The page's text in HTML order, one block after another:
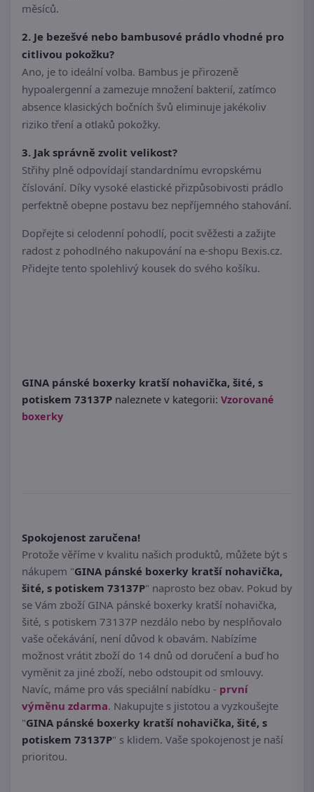
měsíců.
2. Je bezešvé nebo bambusové prádlo vhodné pro
citlivou pokožku?
Ano, je to ideální volba. Bambus je přirozeně
hypoalergenní a zamezuje množení bakterií, zatímco
absence klasických bočních švů eliminuje jakékoliv
riziko tření a otlaků pokožky.
3. Jak správně zvolit velikost?
Střihy plně odpovídají standardnímu evropskému
číslování. Díky vysoké elastické přizpůsobivosti prádlo
perfektně obepne postavu bez nepříjemného stahování.
Dopřejte si celodenní pohodlí, pocit svěžesti a zažijte
radost z pohodlného nakupování na e-shopu Bexis.cz.
Přidejte tento spolehlivý kousek do svého košíku.
GINA pánské boxerky kratší nohavička, šité, s
potiskem 73137P naleznete v kategorii: Vzorované
boxerky
Spokojenost zaručena!
Protože věříme v kvalitu našich produktů, můžete být s
nákupem "GINA pánské boxerky kratší nohavička,
šité, s potiskem 73137P" naprosto bez obav. Pokud by
se Vám zboží GINA pánské boxerky kratší nohavička,
šité, s potiskem 73137P nezdálo nebo by nesplňovalo
vaše očekávání, není důvod k obavám. Nabízíme
možnost vrátit zboží do 14 dnů od doručení a buď ho
vyměnit za jiné zboží, nebo odstoupit od smlouvy.
Navíc, máme pro vás speciální nabídku - první
výměnu zdarma. Nakupujte s jistotou a vyzkoušejte
"GINA pánské boxerky kratší nohavička, šité, s
potiskem 73137P" s klidem. Vaše spokojenost je naší
prioritou.